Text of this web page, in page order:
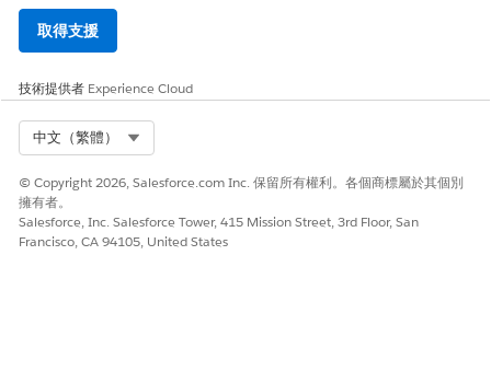
啟用
暫停
已結束
按一下「儲存」。
根據版面配置上可用的欄位新增其他詳細資料，例如首付金額、逾
期金額、本金與利率。
取得支援
技術提供者 Experience Cloud
中文（繁體）
© Copyright 2026, Salesforce.com Inc. 保留所有權利。各個商標屬於其個別
擁有者。
Salesforce, Inc. Salesforce Tower, 415 Mission Street, 3rd Floor, San
Francisco, CA 94105, United States